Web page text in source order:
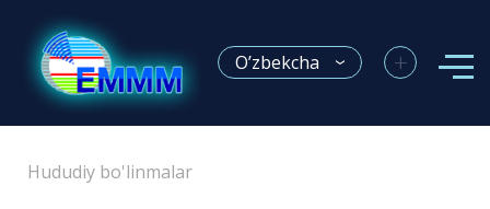
O’zbekcha +
Hududiy bo'linmalar